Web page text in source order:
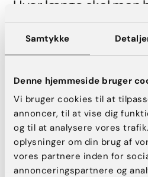
Samtykke
Denne hjemmeside bruger
Vi bruger cookies til at
annoncer, til at vise dig
og til at analysere vores
oplysninger om din brug af
vores partnere inden for
annonceringspartnere og
Hvor længe skal man
bh efter sin
Hos AK Aesthetics anbefaler vi
bh’en døgnet rundt i de
stabilisere implantaterne
helingsprocessen.
Efter 6 uger:Efter de 6 uger
bruge støtte-bh’en. Der er
der fortæller, at de finder
bh’en om natten.